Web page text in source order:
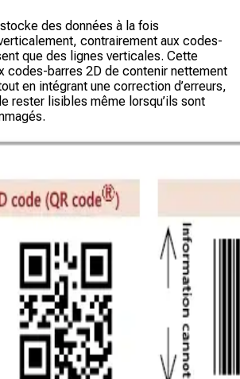
des données à la fois
contrairement aux codes-
que des lignes verticales. Cette
codes-barres 2D de contenir nettement
en intégrant une correction d’erreurs,
rester lisibles même lorsqu’ils sont